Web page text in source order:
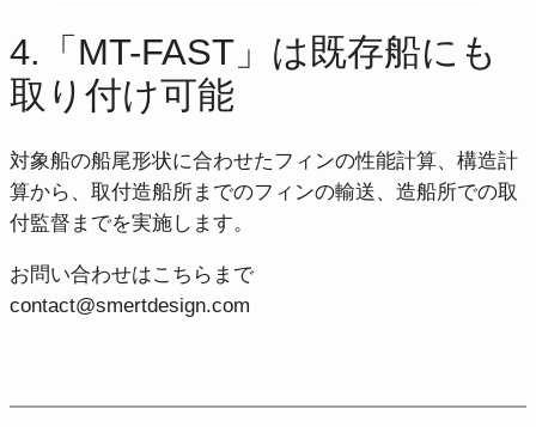
4.「MT-FAST」は既存船にも
取り付け可能
対象船の船尾形状に合わせたフィンの性能計算、構造計
算から、取付造船所までのフィンの輸送、造船所での取
付監督までを実施します。
お問い合わせはこちらまで
contact@smertdesign.com